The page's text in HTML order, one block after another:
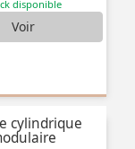
disponible
Voir
cylindrique